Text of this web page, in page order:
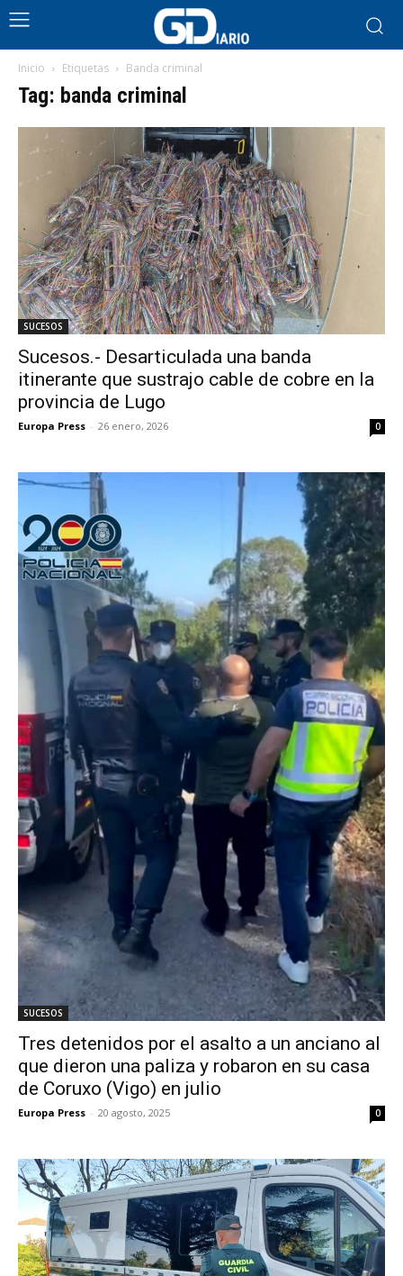
Inicio Etiquetas Banda criminal
Tag: banda criminal
SUCESOS
Sucesos.- Desarticulada una banda
itinerante que sustrajo cable de cobre en la
provincia de Lugo
Europa Press - 26 enero, 2026 0
SUCESOS
Tres detenidos por el asalto a un anciano al
que dieron una paliza y robaron en su casa
de Coruxo (Vigo) en julio
Europa Press - 20 agosto, 2025 0